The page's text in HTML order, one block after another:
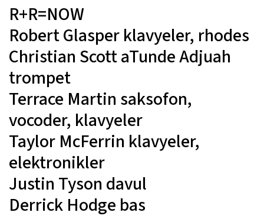
R+R=NOW
Robert Glasperklavyeler, rhodes
Christian Scott aTunde Adjuah
trompet
Terrace Martin saksofon,
vocoder, klavyeler
Taylor McFerrin klavyeler,
elektronikler
Justin Tyson davul
Derrick Hodge bas